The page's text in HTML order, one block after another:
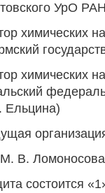
УрО
химических
химических
Ельцина)
В.
состоится